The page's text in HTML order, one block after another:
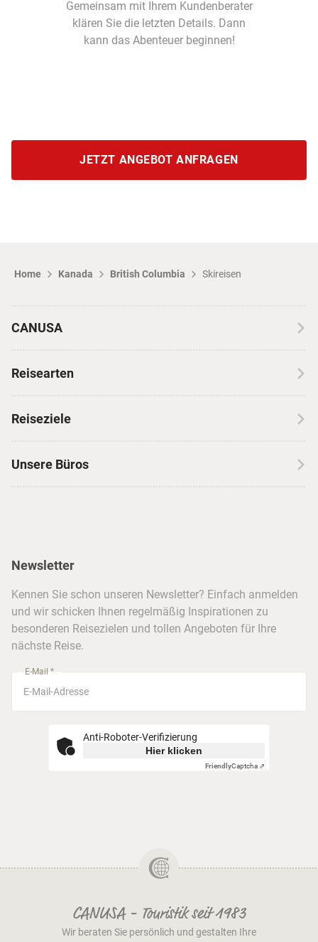
Home Kanada British Columbia Skireisen
JETZT ANGEBOT ANFRAGEN
Gemeinsam mit Ihrem Kundenberater
klären Sie die letzten Details. Dann
kann das Abenteuer beginnen!
CANUSA
Erfahrungen mit CANUSA
Insidertipps
FAQ
Barrierefreiheitserklärung
Reisearten
Skireisen
Hotels & Unterkünfte
Kreuzfahrten
Busreisen
Reiseziele
Unsere Büros
Frankfurt
Stuttgart
Newsletter
Kennen Sie schon unseren Newsletter? Einfach anmelden
und wir schicken Ihnen regelmäßig Inspirationen zu
besonderen Reisezielen und tollen Angeboten für Ihre
nächste Reise.
E-Mail *
Anti-Roboter-Verifizierung
Hier klicken
FriendlyCaptcha ⇗
CANUSA - Touristik seit 1983
Wir beraten Sie persönlich und gestalten Ihre